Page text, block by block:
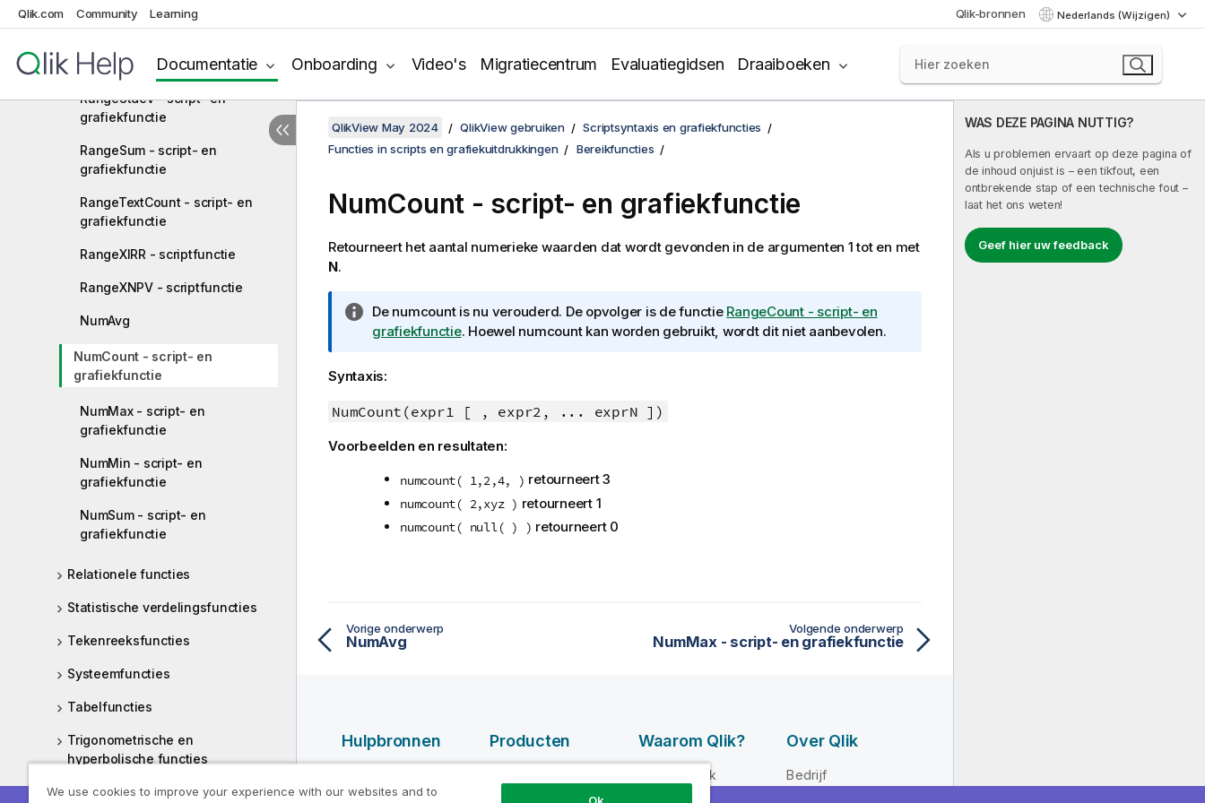
Qlik.com Community Learning Qlik-bronnen Nederlands (Wijzigen)
Documentatie Onboarding Video's Migratiecentrum Evaluatiegidsen Draaiboeken
grafiekfunctie
grafiekfunctie
RangeStdev - script- en
grafiekfunctie
RangeSum - script- en
grafiekfunctie
RangeTextCount - script- en
grafiekfunctie
RangeXIRR - scriptfunctie
RangeXNPV - scriptfunctie
NumAvg
NumCount - script- en
grafiekfunctie
NumMax - script- en
grafiekfunctie
NumMin - script- en
grafiekfunctie
NumSum - script- en
grafiekfunctie
Relationele functies
Statistische verdelingsfuncties
Tekenreeksfuncties
Systeemfuncties
Tabelfuncties
Trigonometrische en
hyperbolische functies
Window-functies
WAS DEZE PAGINA NUTTIG?
Als u problemen ervaart op deze pagina of
de inhoud onjuist is – een tikfout, een
ontbrekende stap of een technische fout –
laat het ons weten!
Geef hier uw feedback
QlikView May 2024 QlikView gebruiken
Scriptsyntaxis en grafiekfuncties
Functies in scripts en grafiekuitdrukkingen
Bereikfuncties
NumCount - script- en grafiekfunctie
Retourneert het aantal numerieke waarden dat wordt gevonden in de argumenten 1 tot en met
N.
I
n
o
m
t
De numcountis nu verouderd. De opvolger is de functie RangeCount - script- en
grafiekfunctie. Hoewel numcountkan worden gebruikt, wordt dit niet aanbevolen.
Syntaxis:
NumCount(expr1 [ , expr2, ... exprN ])
Voorbeelden en resultaten:
numcount( 1,2,4, ) retourneert 3
numcount( 2,xyz ) retourneert 1
numcount( null( ) ) retourneert 0
Vorige onderwerp
NumAvg
Volgende onderwerp
NumMax - script- en grafiekfunctie
Hulpbronnen
Qlik Developer
Producten
RATIE EN
Waarom Qlik?
Waarom Qlik
Over Qlik
Bedrijf
We use cookies to improve your experience with our websites and to